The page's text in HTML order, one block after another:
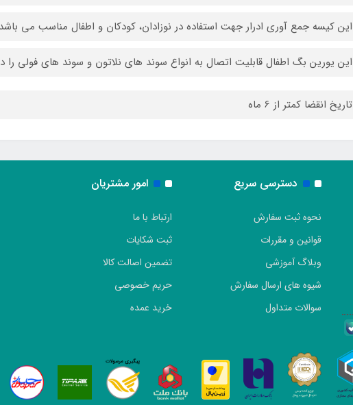
این کیسه جمع آوری ادرار جهت استفاده در نوزادان، کودکان و اطفال مناسب می
این یورین بگ اطفال قابلیت اتصال به انواع سوند های نلاتون و سوند های فولی را
تاریخ انقضا کمتر از 6 ماه
دسترسی سریع
نحوه ثبت سفارش
قوانین و مقررات
وبلاگ آموزشی
شیوه های ارسال سفارش
سوالات متداول
امور مشتریان
ارتباط با ما
ثبت شکایات
تضمین اصالت کالا
حریم خصوصی
خرید عمده